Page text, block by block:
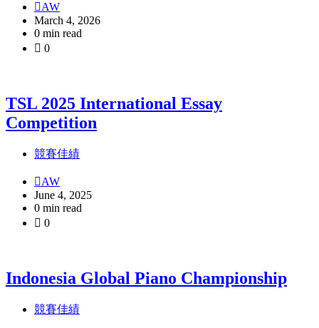
AW
March 4, 2026
0 min read
0
TSL 2025 International Essay
Competition
競賽佳績
AW
June 4, 2025
0 min read
0
Indonesia Global Piano Championship
競賽佳績